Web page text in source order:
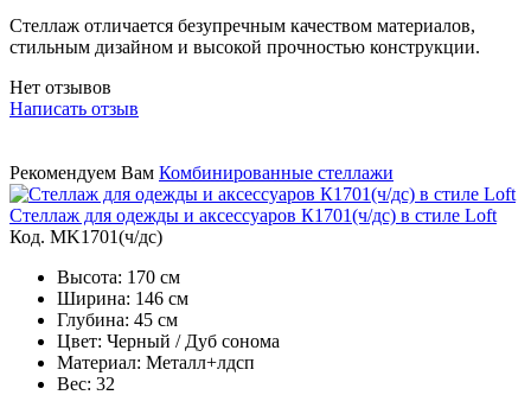
Стеллаж отличается безупречным качеством материалов,
стильным дизайном и высокой прочностью конструкции.
Нет отзывов
Написать отзыв
Рекомендуем Вам Комбинированные стеллажи
Стеллаж для одежды и аксессуаров К1701(ч/дс) в стиле Loft
Код. MK1701(ч/дс)
Высота: 170 см
Ширина: 146 см
Глубина: 45 см
Цвет: Черный / Дуб сонома
Материал: Металл+лдсп
Вес: 32